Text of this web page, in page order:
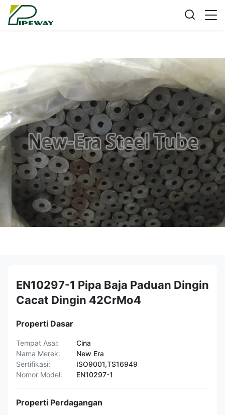
EN10297-1 Pipa Baja Paduan Dingin
Cacat Dingin 42CrMo4
Properti Dasar
Tempat Asal:
Cina
Nama Merek:
New Era
Sertifikasi:
ISO9001,TS16949
Nomor Model:
EN10297-1
Properti Perdagangan